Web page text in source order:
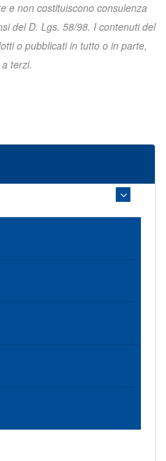
e non costituiscono consulenza
del D. Lgs. 58/98. I contenuti del
o pubblicati in tutto o in parte,
terzi.